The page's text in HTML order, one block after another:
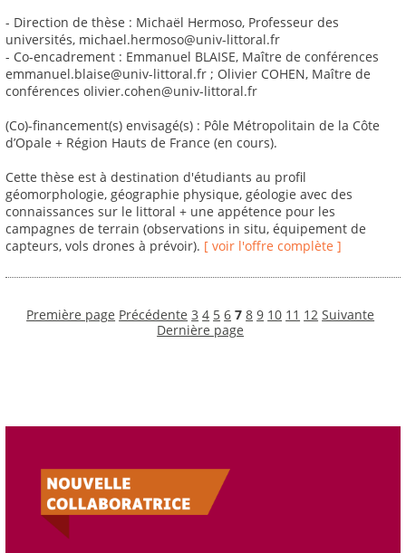
- Direction de thèse : Michaël Hermoso, Professeur des
universités, michael.hermoso@univ-littoral.fr
- Co-encadrement : Emmanuel BLAISE, Maître de conférences
emmanuel.blaise@univ-littoral.fr ; Olivier COHEN, Maître de
conférences olivier.cohen@univ-littoral.fr
(Co)-financement(s) envisagé(s) : Pôle Métropolitain de la Côte
d’Opale + Région Hauts de France (en cours).
Cette thèse est à destination d'étudiants au profil
géomorphologie, géographie physique, géologie avec des
connaissances sur le littoral + une appétence pour les
campagnes de terrain (observations in situ, équipement de
capteurs, vols drones à prévoir). [ voir l'offre complète ]
Première page Précédente 3 4 5 6 7 8 9 10 11 12 Suivante
Dernière page